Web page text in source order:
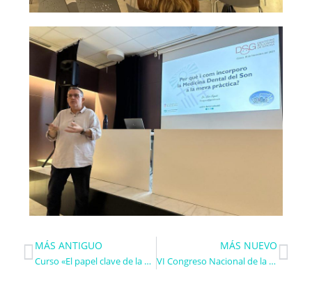
MÁS ANTIGUO
Curso «El papel clave de la odontología en la Medicina Dental del Sueño»
MÁS NUEVO
VI Congreso Nacional de la Sociedad Española de Medicina Dental del Sueño